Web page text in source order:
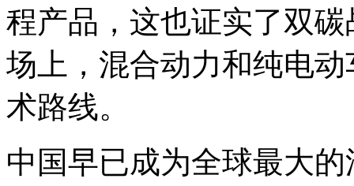
程产品，这也证实了双
场上，混合动力和纯电
术路线。
中国早已成为全球最大